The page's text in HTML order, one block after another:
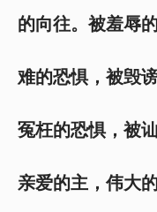
的向往。被羞辱
难的恐惧，被毁
冤枉的恐惧，被
亲爱的主，伟大